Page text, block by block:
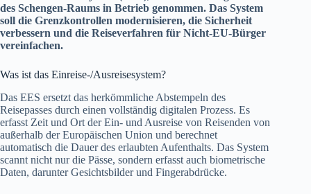
des Schengen-Raums in Betrieb genommen. Das System
soll die Grenzkontrollen modernisieren, die Sicherheit
verbessern und die Reiseverfahren für Nicht-EU-Bürger
vereinfachen.
Was ist das Einreise-/Ausreisesystem?
Das EES ersetzt das herkömmliche Abstempeln des
Reisepasses durch einen vollständig digitalen Prozess. Es
erfasst Zeit und Ort der Ein- und Ausreise von Reisenden von
außerhalb der Europäischen Union und berechnet
automatisch die Dauer des erlaubten Aufenthalts. Das System
scannt nicht nur die Pässe, sondern erfasst auch biometrische
Daten, darunter Gesichtsbilder und Fingerabdrücke.